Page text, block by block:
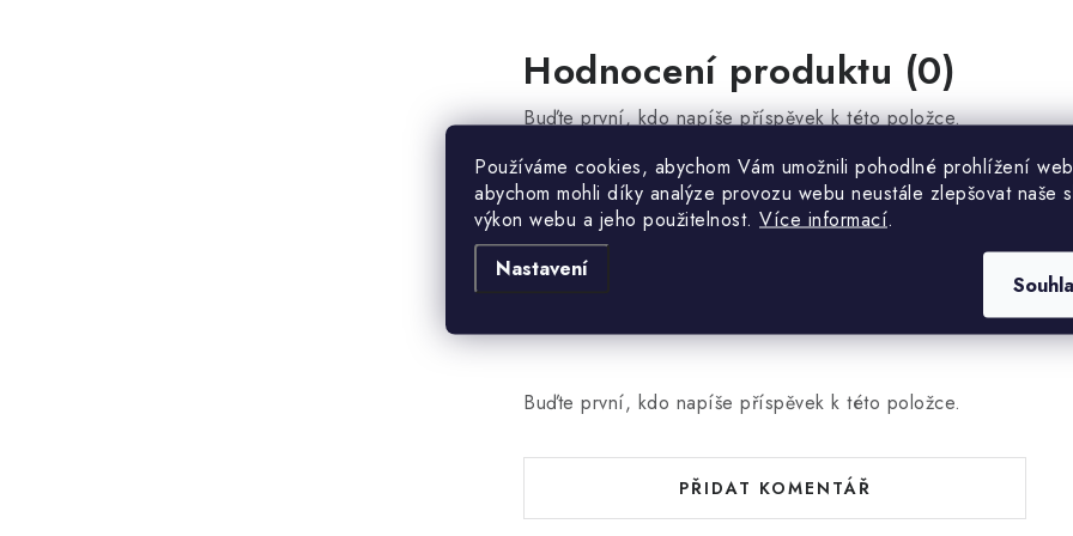
Používáme cookies, abychom Vám umožnili pohodlné prohlížení
abychom mohli díky analýze provozu webu neustále zlepšovat naše
výkon webu a jeho použitelnost. Více informací.
Nastavení
Hodnocení produktu (0)
Buďte první, kdo napíše příspěvek k této položce.
PŘIDAT HODNOCENÍ
Buďte první, kdo napíše příspěvek k této položce.
PŘIDAT KOMENTÁŘ